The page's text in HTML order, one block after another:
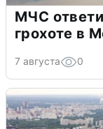
МЧС
грохоте в
7 августа 0